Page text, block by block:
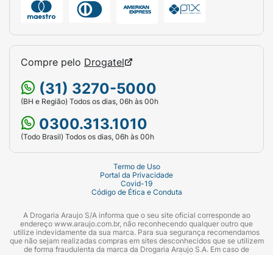
Compre pelo Drogatel
(31) 3270-5000
(BH e Região) Todos os dias, 06h às 00h
0300.313.1010
(Todo Brasil) Todos os dias, 06h às 00h
Termo de Uso
Portal da Privacidade
Covid-19
Código de Ética e Conduta
A Drogaria Araujo S/A informa que o seu site oficial corresponde ao
endereço www.araujo.com.br, não reconhecendo qualquer outro que
utilize indevidamente da sua marca. Para sua segurança recomendamos
que não sejam realizadas compras em sites desconhecidos que se utilizem
de forma fraudulenta da marca da Drogaria Araujo S.A. Em caso de